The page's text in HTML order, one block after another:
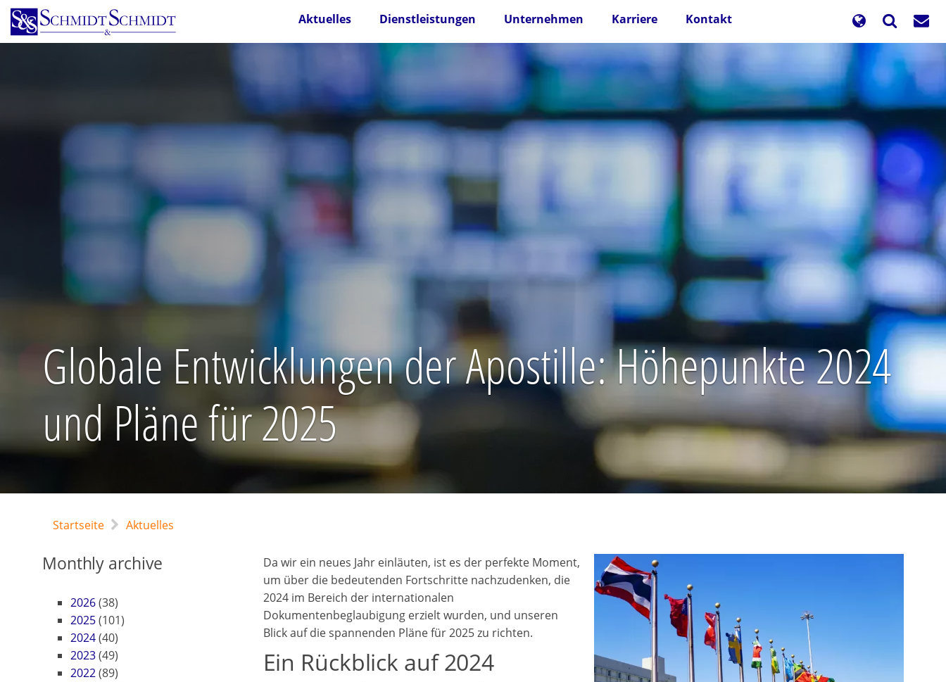
Direkt
zum
Inhalt
Aktuelles Dienstleistungen Unternehmen Karriere Kontakt
Globale Entwicklungen der Apostille: Höhepunkte 2024
und Pläne für 2025
Startseite Aktuelles
Monthly archive
2026(38)
2025(101)
2024(40)
2023(49)
2022(89)
Da wir ein neues Jahr einläuten, ist es der perfekte Moment,
um über die bedeutenden Fortschritte nachzudenken, die
2024 im Bereich der internationalen
Dokumentenbeglaubigung erzielt wurden, und unseren
Blick auf die spannenden Pläne für 2025 zu richten.
Ein Rückblick auf 2024